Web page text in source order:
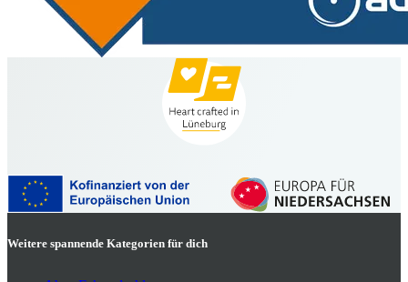
Weitere spannende Kategorien für dich